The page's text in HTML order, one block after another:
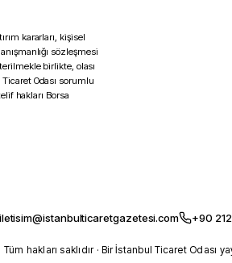
kararları, kişisel
sözleşmesi
birlikte, olası
Odası sorumlu
hakları Borsa
+90
hakları saklıdır · Bir İstanbul Ticaret Odası